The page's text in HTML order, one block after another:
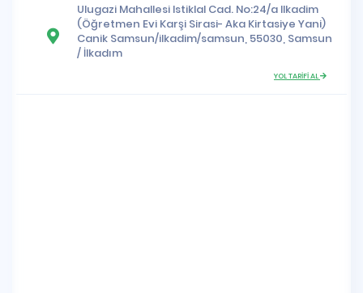
Ulugazi Mahallesi Istiklal Cad. No:24/a Ilkadim
(Öğretmen Evi Karşi Sirasi- Aka Kirtasiye Yani)
Canik Samsun/ilkadim/samsun, 55030, Samsun
/ İlkadım
YOL TARİFİ AL